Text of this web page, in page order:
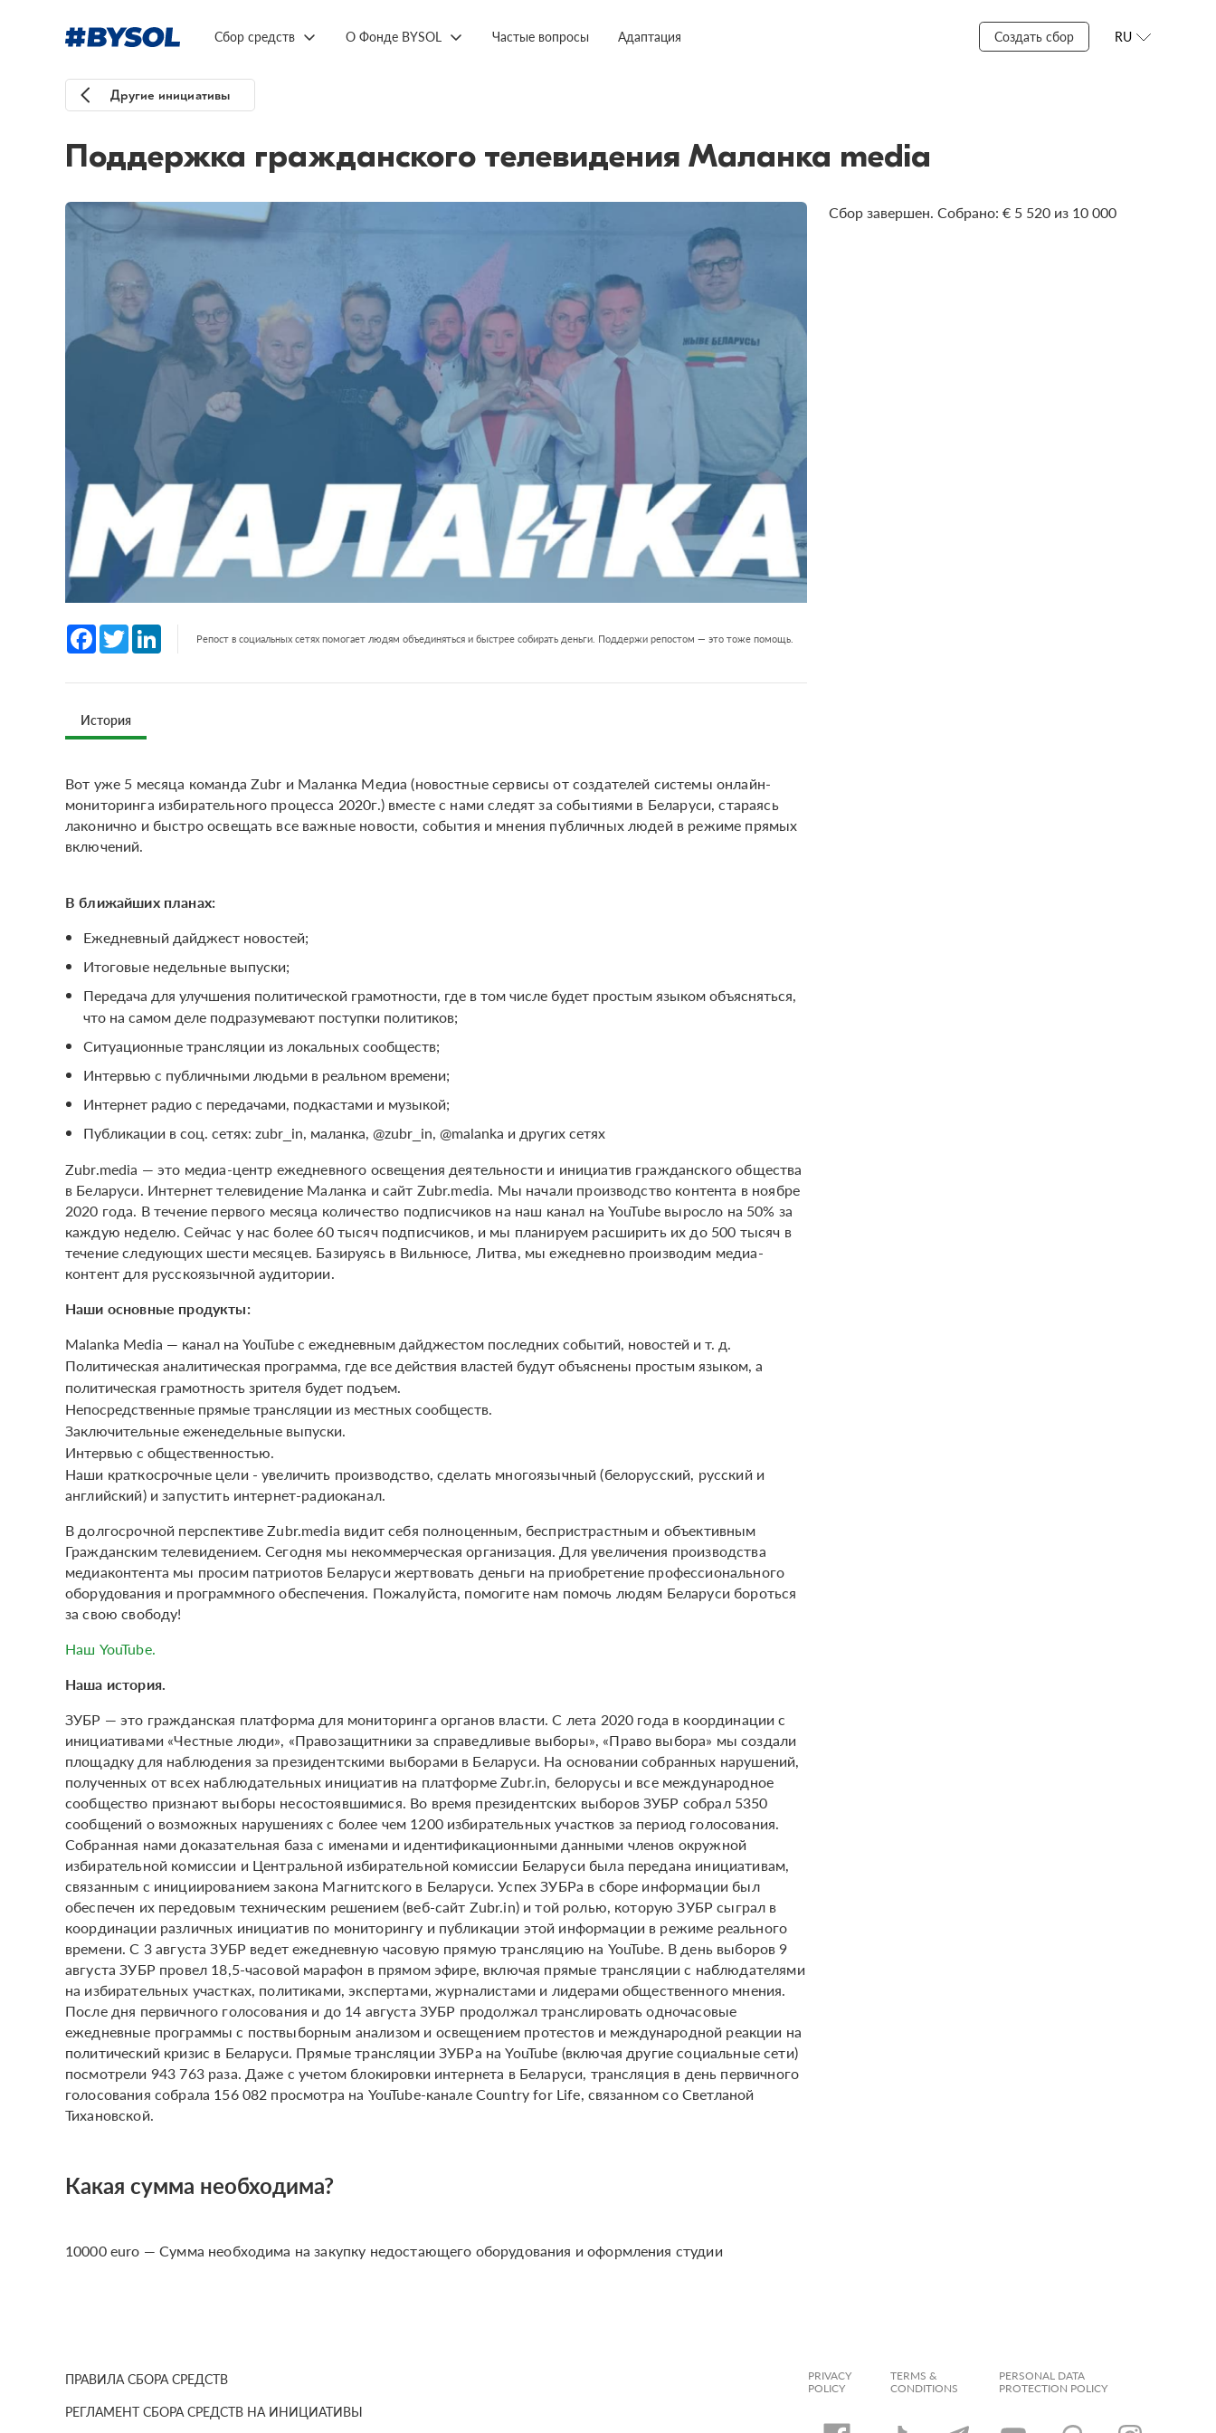
Сбор средств О Фонде BYSOL Частые вопросы Адаптация Создать сбор RU
Другие инициативы
Поддержка гражданского телевидения Маланка media
Facebook
Twitter LinkedInРепост в социальных сетях помогает людям объединяться и быстрее собирать деньги. Поддержи репостом — это тоже помощь.
История
Вот уже 5 месяца команда Zubr и Маланка Медиа (новостные сервисы от создателей системы онлайн-
мониторинга избирательного процесса 2020г.) вместе с нами следят за событиями в Беларуси, стараясь
лаконично и быстро освещать все важные новости, события и мнения публичных людей в режиме прямых
включений.
В ближайших планах:
Ежедневный дайджест новостей;
Итоговые недельные выпуски;
Передача для улучшения политической грамотности, где в том числе будет простым языком объясняться,
что на самом деле подразумевают поступки политиков;
Ситуационные трансляции из локальных сообществ;
Интервью с публичными людьми в реальном времени;
Интернет радио с передачами, подкастами и музыкой;
Публикации в соц. сетях: zubr_in, маланка, @zubr_in, @malanka и других сетях
Zubr.media — это медиа-центр ежедневного освещения деятельности и инициатив гражданского общества
в Беларуси. Интернет телевидение Маланка и сайт Zubr.media. Мы начали производство контента в ноябре
2020 года. В течение первого месяца количество подписчиков на наш канал на YouTube выросло на 50% за
каждую неделю. Сейчас у нас более 60 тысяч подписчиков, и мы планируем расширить их до 500 тысяч в
течение следующих шести месяцев. Базируясь в Вильнюсе, Литва, мы ежедневно производим медиа-
контент для русскоязычной аудитории.
Наши основные продукты:
Malanka Media — канал на YouTube с ежедневным дайджестом последних событий, новостей и т. д.
Политическая аналитическая программа, где все действия властей будут объяснены простым языком, а
политическая грамотность зрителя будет подъем.
Непосредственные прямые трансляции из местных сообществ.
Заключительные еженедельные выпуски.
Интервью с общественностью.
Наши краткосрочные цели - увеличить производство, сделать многоязычный (белорусский, русский и
английский) и запустить интернет-радиоканал.
В долгосрочной перспективе Zubr.media видит себя полноценным, беспристрастным и объективным
Гражданским телевидением. Сегодня мы некоммерческая организация. Для увеличения производства
медиаконтента мы просим патриотов Беларуси жертвовать деньги на приобретение профессионального
оборудования и программного обеспечения. Пожалуйста, помогите нам помочь людям Беларуси бороться
за свою свободу!
Наш YouTube.
Наша история.
ЗУБР — это гражданская платформа для мониторинга органов власти. С лета 2020 года в координации с
инициативами «Честные люди», «Правозащитники за справедливые выборы», «Право выбора» мы создали
площадку для наблюдения за президентскими выборами в Беларуси. На основании собранных нарушений,
полученных от всех наблюдательных инициатив на платформе Zubr.in, белорусы и все международное
сообщество признают выборы несостоявшимися. Во время президентских выборов ЗУБР собрал 5350
сообщений о возможных нарушениях с более чем 1200 избирательных участков за период голосования.
Собранная нами доказательная база с именами и идентификационными данными членов окружной
избирательной комиссии и Центральной избирательной комиссии Беларуси была передана инициативам,
связанным с инициированием закона Магнитского в Беларуси. Успех ЗУБРа в сборе информации был
обеспечен их передовым техническим решением (веб-сайт Zubr.in) и той ролью, которую ЗУБР сыграл в
координации различных инициатив по мониторингу и публикации этой информации в режиме реального
времени. С 3 августа ЗУБР ведет ежедневную часовую прямую трансляцию на YouTube. В день выборов 9
августа ЗУБР провел 18,5-часовой марафон в прямом эфире, включая прямые трансляции с наблюдателями
на избирательных участках, политиками, экспертами, журналистами и лидерами общественного мнения.
После дня первичного голосования и до 14 августа ЗУБР продолжал транслировать одночасовые
ежедневные программы с поствыборным анализом и освещением протестов и международной реакции на
политический кризис в Беларуси. Прямые трансляции ЗУБРа на YouTube (включая другие социальные сети)
посмотрели 943 763 раза. Даже с учетом блокировки интернета в Беларуси, трансляция в день первичного
голосования собрала 156 082 просмотра на YouTube-канале Country for Life, связанном со Светланой
Тихановской.
Какая сумма необходима?
10000 euro — Сумма необходима на закупку недостающего оборудования и оформления студии
Сбор завершен. Собрано: € 5 520 из 10 000
ПРАВИЛА СБОРА СРЕДСТВ
РЕГЛАМЕНТ СБОРА СРЕДСТВ НА ИНИЦИАТИВЫ
PRIVACY
POLICY
TERMS &
CONDITIONS
PERSONAL DATA
PROTECTION POLICY